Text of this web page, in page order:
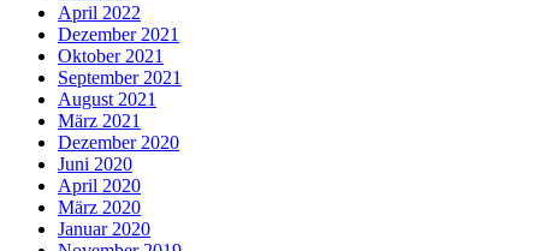
April 2022
Dezember 2021
Oktober 2021
September 2021
August 2021
März 2021
Dezember 2020
Juni 2020
April 2020
März 2020
Januar 2020